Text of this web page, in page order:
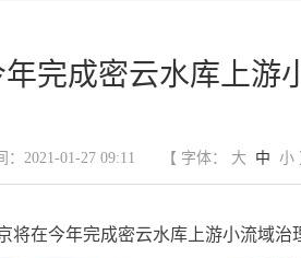
完成密云水库上游
：2021-01-27 09:11 【 字体： 大 中 小
在今年完成密云水库上游小流域治